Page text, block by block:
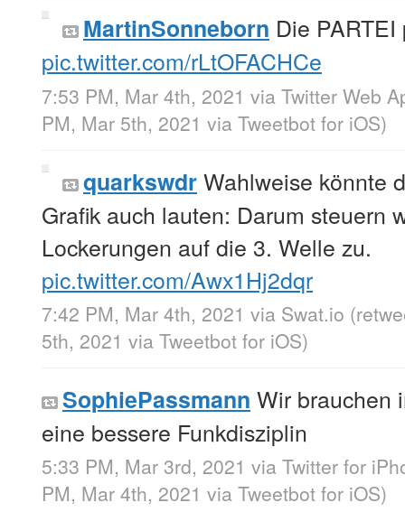
MartinSonneborn Die
pic.twitter.com/rLtOFACHCe
7:53 PM, Mar 4th, 2021 via Twitter Web
PM, Mar 5th, 2021 via Tweetbot for iΟS)
quarkswdrWahlweise könnte
Grafik auch lauten: Darum steuern
Lockerungen auf die 3. Welle zu.
pic.twitter.com/Awx1Hj2dqr
7:42 PM, Mar 4th, 2021 via Swat.io
5th, 2021 via Tweetbot for iΟS)
SophiePassmann Wir brauchen
eine bessere Funkdisziplin
5:33 PM, Mar 3rd, 2021 via Twitter for
PM, Mar 4th, 2021 via Tweetbot for iΟS)